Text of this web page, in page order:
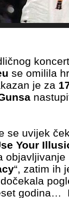
se omilila
je za
se uvijek
Your
objavljivanje
“, zatim ih
godina…